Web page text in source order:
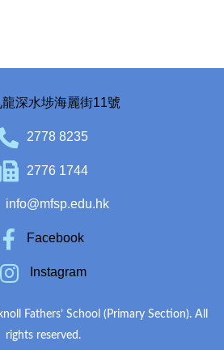
龍深水埗海麗街11號
2778 8235
2776 1744
info@mfsp.edu.hk
Facebook
Instagram
Fathers’ School (Primary Section). All
rights reserved.